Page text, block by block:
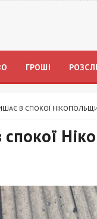
ГРОШІ
В СПОКОЇ